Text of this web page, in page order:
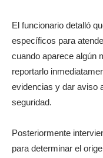
El funcionario detalló
específicos para
cuando aparece algún
reportarlo
evidencias y dar aviso
seguridad.
Posteriormente
para determinar el